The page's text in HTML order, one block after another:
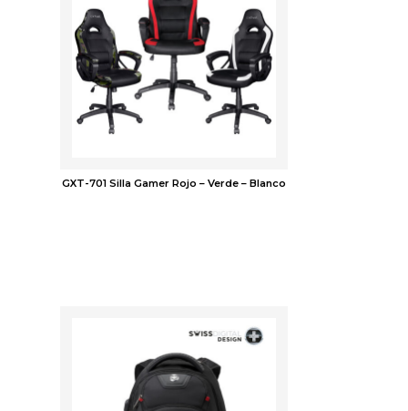
GXT-701 Silla Gamer Rojo – Verde – Blanco